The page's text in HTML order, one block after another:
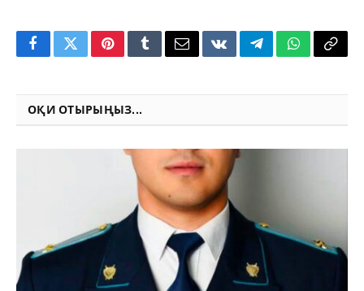
FacebookTwitterPinterestTumblrEmailVKontakteTelegramWhatsApp
Copy
ОҚИ ОТЫРЫҢЫЗ...